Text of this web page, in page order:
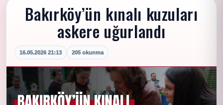
Bakırköy’ün kınalı kuzuları
askere uğurlandı
16.05.2026 21:13 205 okunma